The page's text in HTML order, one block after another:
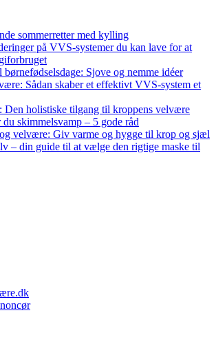
sommerretter med kylling
på VVS-systemer du kan lave for at
Sjove og nemme idéer
Sådan skaber et effektivt VVS-system et
Den holistiske tilgang til kroppens velvære
du skimmelsvamp – 5 gode råd
velvære: Giv varme og hygge til krop og sjæl
– din guide til at vælge den rigtige maske til